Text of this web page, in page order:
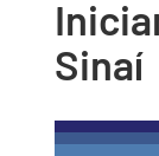
Sinaí